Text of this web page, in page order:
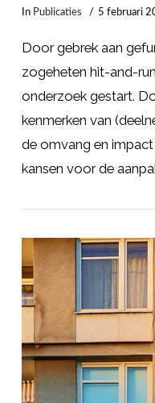
In Publicaties 5 februari
Door gebrek aan
zogeheten hit-and-
onderzoek gestart.
kenmerken van
de omvang en
kansen voor de